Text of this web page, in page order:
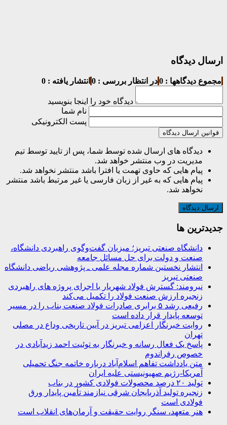
ارسال دیدگاه
مجموع دیدگاهها : 0 در انتظار بررسی : 0 انتشار یافته : 0
دیدگاه خود را اینجا بنویسید
نام شما
پست الکترونیکی
قوانین ارسال دیدگاه
دیدگاه های ارسال شده توسط شما، پس از تایید توسط تیم
مدیریت در وب منتشر خواهد شد.
پیام هایی که حاوی تهمت یا افترا باشد منتشر نخواهد شد.
پیام هایی که به غیر از زبان فارسی یا غیر مرتبط باشد منتشر
نخواهد شد.
جديدترين ها
دانشگاه صنعتی تبریز؛ میزبان گفت‌وگوی راهبردی دانشگاه،
صنعت و دولت برای حل مسائل جامعه
انتشار نخستین شماره مجله علمی ـ پژوهشی ریاضی دانشگاه
صنعتی تبریز
نیرومند: گسترش فولاد شهریار با اجرای پروژه های راهبردی
زنجیره ارزش صنعت فولاد را تکمیل می‌کند
رفیعی رشد ۵ برابری صادرات فولاد صنعت بناب را در مسیر
توسعه پایدار قرار داده است
روایت خبرنگار اعزامی تبریز در آیین تاریخی وداع در مصلی
تهران
پاسخ یک فعال رسانه و خبرنگار به توئیت احمد زیدآبادی در
خصوص رفراندوم
متن یادداشت تفاهم اسلام‌آباد درباره خاتمه جنگ تحمیلی
آمریکا-رژیم صهیونیستی علیه ایران
تولید ۲۰ درصد محصولات فولادی کشور در بناب
زنجیره تولید آذربایجان شرقی نیازمند تأمین پایدار ورق
فولادی است
هنر متعهد، سنگر روایت حقیقت و آرمان‌های انقلاب است